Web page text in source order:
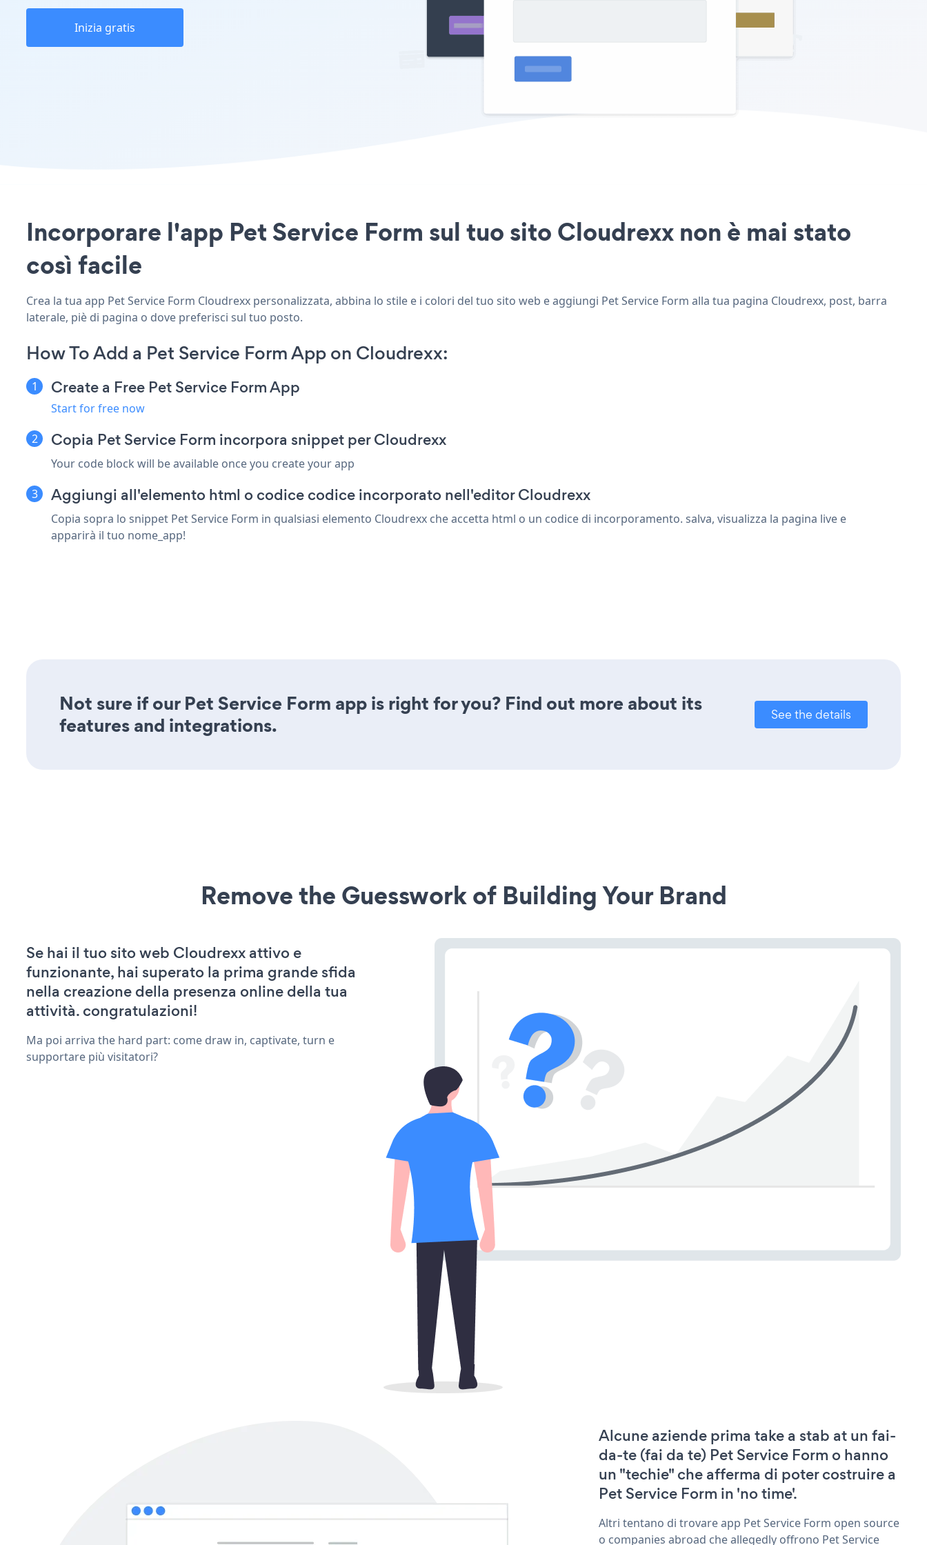
Inizia gratis
Incorporare l'app Pet Service Form sul tuo sito Cloudrexx non è mai stato
così facile
Crea la tua app Pet Service Form Cloudrexx personalizzata, abbina lo stile e i colori del tuo sito web e aggiungi Pet Service Form alla tua pagina Cloudrexx, post, barra
laterale, piè di pagina o dove preferisci sul tuo posto.
How To Add a Pet Service Form App on Cloudrexx:
Create a Free Pet Service Form App
Start for free now
Copia Pet Service Form incorpora snippet per Cloudrexx
Your code block will be available once you create your app
Aggiungi all'elemento html o codice codice incorporato nell'editor Cloudrexx
Copia sopra lo snippet Pet Service Form in qualsiasi elemento Cloudrexx che accetta html o un codice di incorporamento. salva, visualizza la pagina live e
apparirà il tuo nome_app!
Not sure if our Pet Service Form app is right for you? Find out more about its
features and integrations.
See the details
Remove the Guesswork of Building Your Brand
Se hai il tuo sito web Cloudrexx attivo e
funzionante, hai superato la prima grande sfida
nella creazione della presenza online della tua
attività. congratulazioni!
Ma poi arriva the hard part: come draw in, captivate, turn e
supportare più visitatori?
Alcune aziende prima take a stab at un fai-
da-te (fai da te) Pet Service Form o hanno
un "techie" che afferma di poter costruire a
Pet Service Form in 'no time'.
Altri tentano di trovare app Pet Service Form open source
o companies abroad che allegedly offrono Pet Service